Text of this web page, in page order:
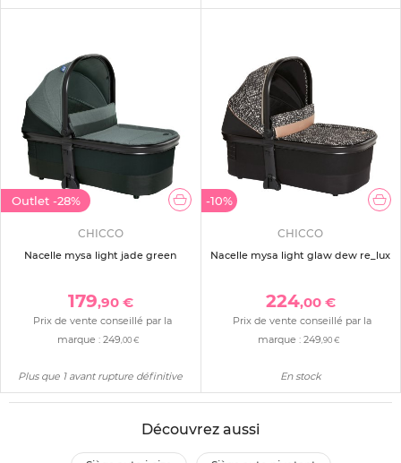
Outlet -28%
CHICCO
Nacelle mysa light jade green
179,90 €
Prix de vente conseillé par la
marque :249 ,00 €
Plus que 1 avant rupture définitive
-10%
CHICCO
Nacelle mysa light glaw dew re_lux
224,00 €
Prix de vente conseillé par la
marque : 249 ,90 €
En stock
Découvrez aussi